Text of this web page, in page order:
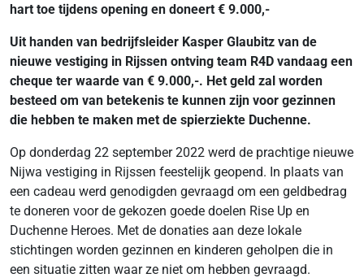
hart toe tijdens opening en doneert € 9.000,-
Uit handen van bedrijfsleider Kasper Glaubitz van de
nieuwe vestiging in Rijssen ontving team R4D vandaag een
cheque ter waarde van € 9.000,-. Het geld zal worden
besteed om van betekenis te kunnen zijn voor gezinnen
die hebben te maken met de spierziekte Duchenne.
Op donderdag 22 september 2022 werd de prachtige nieuwe
Nijwa vestiging in Rijssen feestelijk geopend. In plaats van
een cadeau werd genodigden gevraagd om een geldbedrag
te doneren voor de gekozen goede doelen Rise Up en
Duchenne Heroes. Met de donaties aan deze lokale
stichtingen worden gezinnen en kinderen geholpen die in
een situatie zitten waar ze niet om hebben gevraagd.